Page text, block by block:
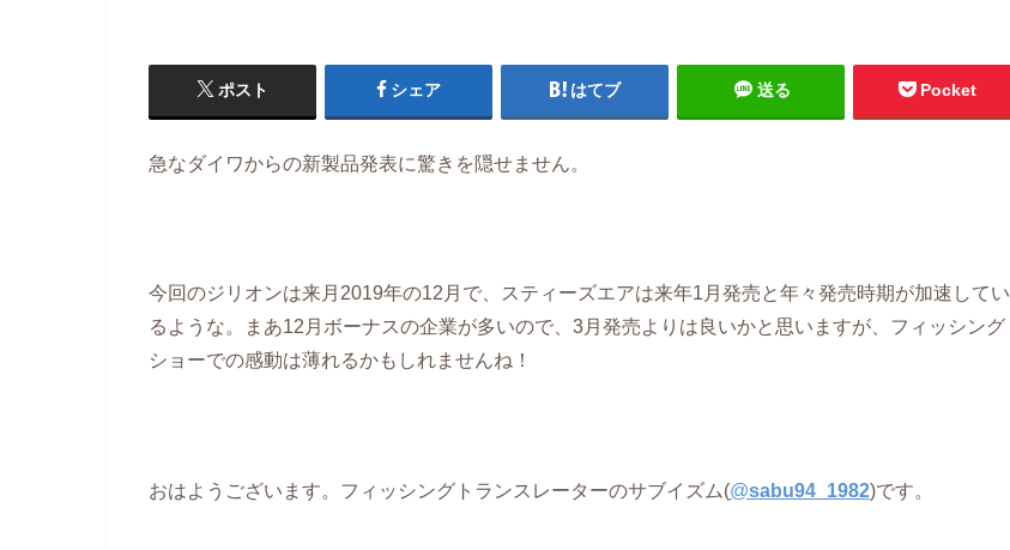
ポスト シェア はてブ 送る Pocket
急なダイワからの新製品発表に驚きを隠せません。
今回のジリオンは来月2019年の12月で、スティーズエアは来年1月発売と年々発売時期が加速してい
るような。まあ12月ボーナスの企業が多いので、3月発売よりは良いかと思いますが、フィッシング
ショーでの感動は薄れるかもしれませんね！
おはようございます。フィッシングトランスレーターのサブイズム(@sabu94_1982)です。